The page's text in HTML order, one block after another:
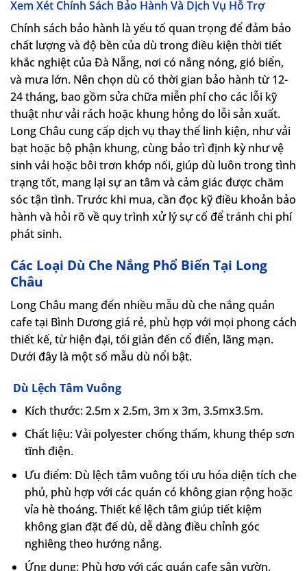
Xem Xét Chính Sách Bảo Hành Và Dịch Vụ Hỗ Trợ
Chính sách bảo hành là yếu tố quan trọng để đảm bảo
chất lượng và độ bền của dù trong điều kiện thời tiết
khắc nghiệt của Đà Nẵng, nơi có nắng nóng, gió biển,
và mưa lớn. Nên chọn dù có thời gian bảo hành từ 12-
24 tháng, bao gồm sửa chữa miễn phí cho các lỗi kỹ
thuật như vải rách hoặc khung hỏng do lỗi sản xuất.
Long Châu cung cấp dịch vụ thay thế linh kiện, như vải
bạt hoặc bộ phận khung, cùng bảo trì định kỳ như vệ
sinh vải hoặc bôi trơn khớp nối, giúp dù luôn trong tình
trạng tốt, mang lại sự an tâm và cảm giác được chăm
sóc tận tình. Trước khi mua, cần đọc kỹ điều khoản bảo
hành và hỏi rõ về quy trình xử lý sự cố để tránh chi phí
phát sinh.
Các Loại Dù Che Nắng Phổ Biến Tại Long
Châu
Long Châu mang đến nhiều mẫu dù che nắng quán
cafe tại Bình Dương giá rẻ, phù hợp với mọi phong cách
thiết kế, từ hiện đại, tối giản đến cổ điển, lãng mạn.
Dưới đây là một số mẫu dù nổi bật.
Dù Lệch Tâm Vuông
Kích thước: 2.5m x 2.5m, 3m x 3m, 3.5mx3.5m.
Chất liệu: Vải polyester chống thấm, khung thép sơn
tĩnh điện.
Ưu điểm: Dù lệch tâm vuông tối ưu hóa diện tích che
phủ, phù hợp với các quán có không gian rộng hoặc
vỉa hè thoáng. Thiết kế lệch tâm giúp tiết kiệm
không gian đặt đế dù, dễ dàng điều chỉnh góc
nghiêng theo hướng nắng.
Ứng dụng: Phù hợp với các quán cafe sân vườn,